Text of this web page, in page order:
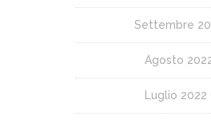
Settembre
Agosto
Luglio 2022